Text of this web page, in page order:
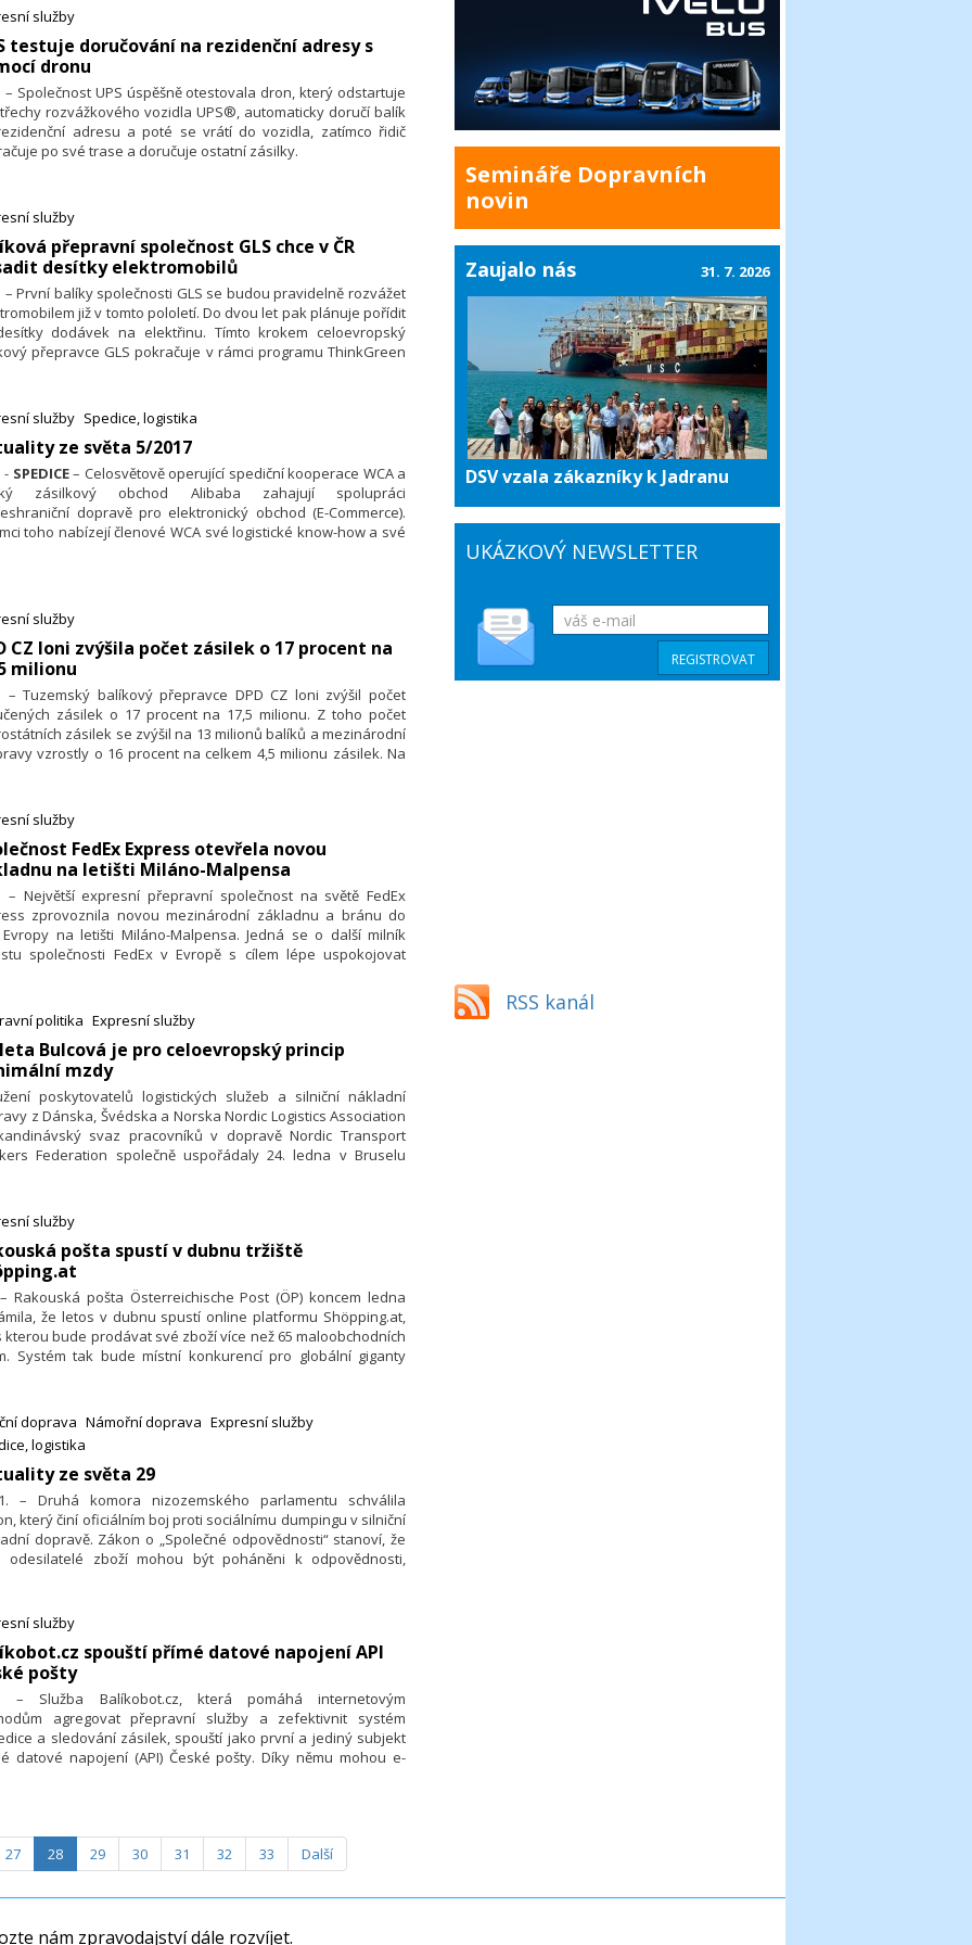
služby
testuje doručování na rezidenční adresy s
dronu
– Společnost UPS úspěšně otestovala dron, který odstartuje
rozvážkového vozidla UPS®, automaticky doručí balík
adresu a poté se vrátí do vozidla, zatímco řidič
po své trase a doručuje ostatní zásilky.
služby
přepravní společnost GLS chce v ČR
desítky elektromobilů
– První balíky společnosti GLS se budou pravidelně rozvážet
již v tomto pololetí. Do dvou let pak plánuje pořídit
dodávek na elektřinu. Tímto krokem celoevropský
přepravce GLS pokračuje v rámci programu ThinkGreen
služby Spedice, logistika
ze světa 5/2017
- SPEDICE– Celosvětově operující spediční kooperace WCA a
zásilkový obchod Alibaba zahajují spolupráci
dopravě pro elektronický obchod (E-Commerce).
toho nabízejí členové WCA své logistické know-how a své
služby
CZ loni zvýšila počet zásilek o 17 procent na
milionu
– Tuzemský balíkový přepravce DPD CZ loni zvýšil počet
zásilek o 17 procent na 17,5 milionu. Z toho počet
zásilek se zvýšil na 13 milionů balíků a mezinárodní
vzrostly o 16 procent na celkem 4,5 milionu zásilek. Na
služby
FedEx Express otevřela novou
na letišti Miláno-Malpensa
– Největší expresní přepravní společnost na světě FedEx
zprovoznila novou mezinárodní základnu a bránu do
na letišti Miláno-Malpensa. Jedná se o další milník
společnosti FedEx v Evropě s cílem lépe uspokojovat
politika Expresní služby
Bulcová je pro celoevropský princip
mzdy
poskytovatelů logistických služeb a silniční nákladní
z Dánska, Švédska a Norska Nordic Logistics Association
svaz pracovníků v dopravě Nordic Transport
Federation společně uspořádaly 24. ledna v Bruselu
a pracovních podmínek v silniční nákladní dopravě
Zásadní pozici měla zpráva poradenské společnosti
o skutečných pracovních podmínkách bulharských a
řidičů kamionů na dánských i dalších evropských
služby
pošta spustí v dubnu tržiště
Rakouská pošta Österreichische Post (ÖP) koncem ledna
že letos v dubnu spustí online platformu Shöpping.at,
kterou bude prodávat své zboží více než 65 maloobchodních
Systém tak bude místní konkurencí pro globální giganty
doprava Námořní doprava Expresní služby
logistika
ze světa 29
– Druhá komora nizozemského parlamentu schválila
který činí oficiálním boj proti sociálnímu dumpingu v silniční
dopravě. Zákon o „Společné odpovědnosti“ stanoví, že
odesilatelé zboží mohou být poháněni k odpovědnosti,
když dosud bylo možno postupovat pouze proti
firmám, jež řidiče zaměstnávají.
služby
spouští přímé datové napojení API
pošty
– Služba Balíkobot.cz, která pomáhá internetovým
agregovat přepravní služby a zefektivnit systém
a sledování zásilek, spouští jako první a jediný subjekt
datové napojení (API) České pošty. Díky němu mohou e-
e-shopu, snížit chybovost na 0 procent a výrazně
náklady na pracovníky expedice zásilek.
27 28 29 30 31 32 33 Další
Semináře Dopravních
novin
Zaujalo nás
DSV vzala zákazníky k Jadranu
31. 7. 2026
UKÁZKOVÝ NEWSLETTER
RSS kanál
nám zpravodajství dále rozvíjet.